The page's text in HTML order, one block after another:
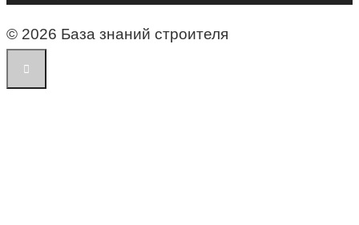
© 2026 База знаний строителя